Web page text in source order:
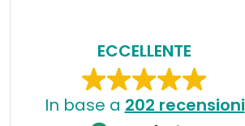
ECCELLENTE
In base a 202 recensioni